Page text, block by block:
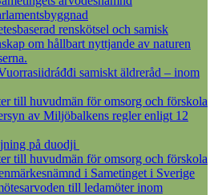
renskötsel och samisk
om hållbart nyttjande av naturen
samiskt äldreråd – inom
till huvudmän för omsorg och förskola
av Miljöbalkens regler enligt 12
på duodji
till huvudmän för omsorg och förskola
i Sametinget i Sverige
till ledamöter inom